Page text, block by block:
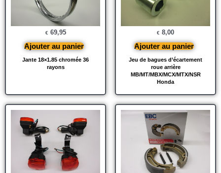
Jante 18×1.85 chromée 36
rayons
€ 69,95
Ajouter au panier
Jeu de bagues d’écartement
roue arrière
MB/MT/MBX/MCX/MTX/NSR
Honda
€ 8,00
Ajouter au panier